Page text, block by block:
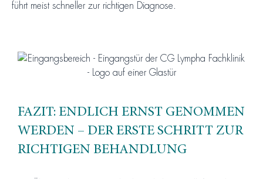
führt meist schneller zur richtigen Diagnose.
FAZIT: ENDLICH ERNST GENOMMEN
WERDEN – DER ERSTE SCHRITT ZUR
RICHTIGEN BEHANDLUNG